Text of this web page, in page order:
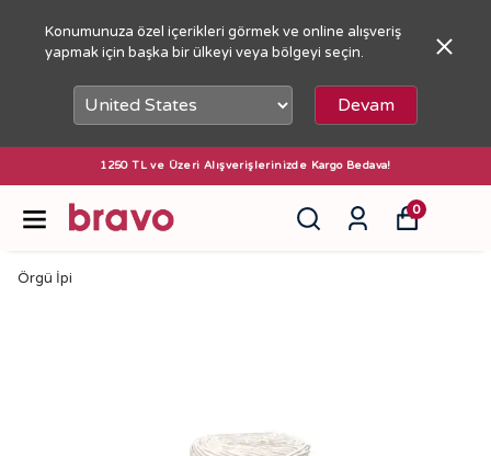
Konumunuza özel içerikleri görmek ve online alışveriş
yapmak için başka bir ülkeyi veya bölgeyi seçin.
Devam
1250 TL ve Üzeri Alışverişlerinizde Kargo Bedava!
0
Örgü İpi